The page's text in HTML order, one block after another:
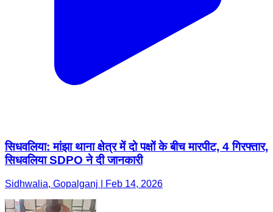
सिधवलिया: मांझा थाना क्षेत्र में दो पक्षों के बीच मारपीट, 4 गिरफ्तार,
सिधवलिया SDPO ने दी जानकारी
Sidhwalia, Gopalganj | Feb 14, 2026